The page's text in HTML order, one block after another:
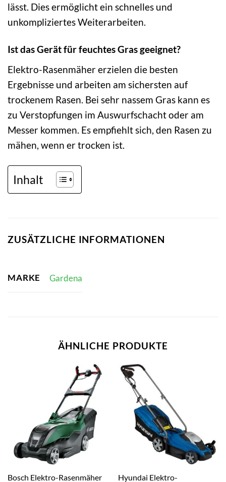
lässt. Dies ermöglicht ein schnelles und
unkompliziertes Weiterarbeiten.
Ist das Gerät für feuchtes Gras geeignet?
Elektro-Rasenmäher erzielen die besten
Ergebnisse und arbeiten am sichersten auf
trockenem Rasen. Bei sehr nassem Gras kann es
zu Verstopfungen im Auswurfschacht oder am
Messer kommen. Es empfiehlt sich, den Rasen zu
mähen, wenn er trocken ist.
Inhalt
ZUSÄTZLICHE INFORMATIONEN
MARKE Gardena
ÄHNLICHE PRODUKTE
Bosch Elektro-Rasenmäher Hyundai Elektro-